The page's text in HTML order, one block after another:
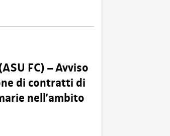
FC) – Avviso
di contratti di
nell’ambito